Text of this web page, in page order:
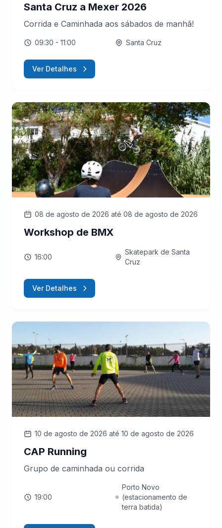
Santa Cruz a Mexer 2026
Corrida e Caminhada aos sábados de manhã!
09:30 - 11:00 Santa Cruz
Ver Detalhes
08 de agosto de 2026 até 08 de agosto de 2026
Workshop de BMX
16:00
Skatepark de Santa
Cruz
Ver Detalhes
10 de agosto de 2026 até 10 de agosto de 2026
CAP Running
Grupo de caminhada ou corrida
19:00
Porto Novo
(estacionamento de
terra batida)